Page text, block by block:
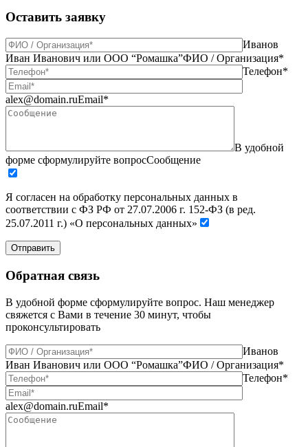
Оставить заявку
Иванов
Иван Иванович или ООО “Ромашка”ФИО / Организация*
Телефон*
alex@domain.ruEmail*
В удобной
форме сформулируйте вопросСообщение
Я согласен на обработку персональных данных в
соответствии с ФЗ РФ от 27.07.2006 г. 152-ФЗ (в ред.
25.07.2011 г.) «О персональных данных»
Отправить
Обратная связь
В удобной форме сформулируйте вопрос. Наш менеджер
свяжется с Вами в течение 30 минут, чтобы
проконсультировать
Иванов
Иван Иванович или ООО “Ромашка”ФИО / Организация*
Телефон*
alex@domain.ruEmail*